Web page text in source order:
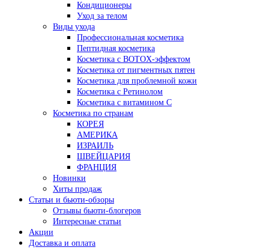
Кондиционеры
Уход за телом
Виды ухода
Профессиональная косметика
Пептидная косметика
Косметика с BOTOX-эффектом
Косметика от пигментных пятен
Косметика для проблемной кожи
Косметика с Ретинолом
Косметика с витамином С
Косметика по странам
КОРЕЯ
АМЕРИКА
ИЗРАИЛЬ
ШВЕЙЦАРИЯ
ФРАНЦИЯ
Новинки
Хиты продаж
Статьи и бьюти-обзоры
Отзывы бьюти-блогеров
Интересные статьи
Акции
Доставка и оплата